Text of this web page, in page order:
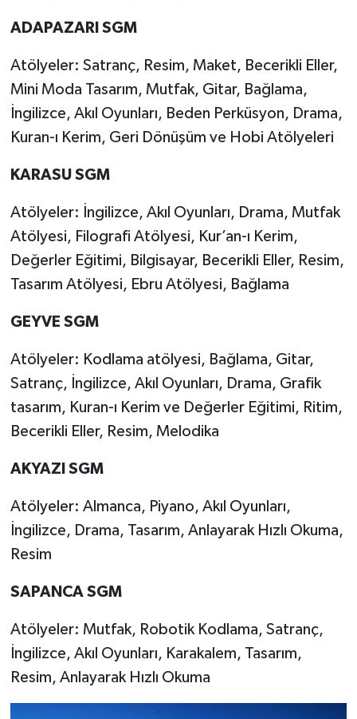
ADAPAZARI SGM
Atölyeler: Satranç, Resim, Maket, Becerikli Eller,
Mini Moda Tasarım, Mutfak, Gitar, Bağlama,
İngilizce, Akıl Oyunları, Beden Perküsyon, Drama,
Kuran-ı Kerim, Geri Dönüşüm ve Hobi Atölyeleri
KARASU SGM
Atölyeler: İngilizce, Akıl Oyunları, Drama, Mutfak
Atölyesi, Filografi Atölyesi, Kur’an-ı Kerim,
Değerler Eğitimi, Bilgisayar, Becerikli Eller, Resim,
Tasarım Atölyesi, Ebru Atölyesi, Bağlama
GEYVE SGM
Atölyeler: Kodlama atölyesi, Bağlama, Gitar,
Satranç, İngilizce, Akıl Oyunları, Drama, Grafik
tasarım, Kuran-ı Kerim ve Değerler Eğitimi, Ritim,
Becerikli Eller, Resim, Melodika
AKYAZI SGM
Atölyeler: Almanca, Piyano, Akıl Oyunları,
İngilizce, Drama, Tasarım, Anlayarak Hızlı Okuma,
Resim
SAPANCA SGM
Atölyeler: Mutfak, Robotik Kodlama, Satranç,
İngilizce, Akıl Oyunları, Karakalem, Tasarım,
Resim, Anlayarak Hızlı Okuma